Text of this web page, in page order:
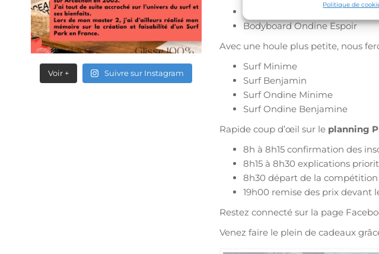
Politique de
Bodyboard Minime
Bodyboard Ondine Espoir
Avec une houle plus petite, nous
Surf Minime
Surf Benjamin
Surf Ondine Minime
Surf Ondine Benjamine
Rapide coup d’œil sur leplanning
8h à 8h15 confirmation des
8h15 à 8h30 explications
8h30 départ de la compétition
19h00 remise des prix devant
Restez connecté sur la page
Venez faire le plein de cadeaux
Voir + Suivre sur Instagram